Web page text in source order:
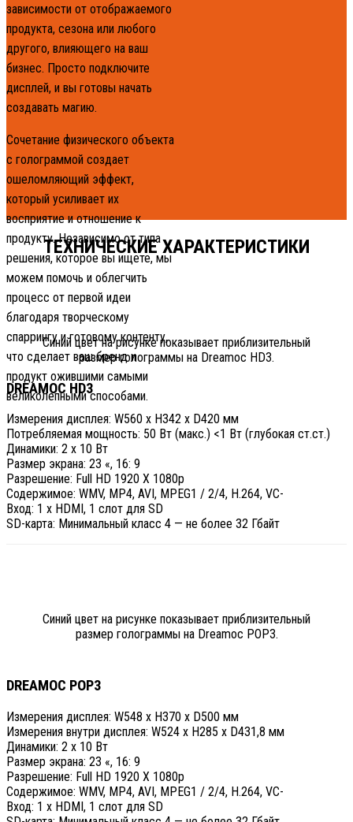
зависимости от отображаемого
продукта, сезона или любого
другого, влияющего на ваш
бизнес. Просто подключите
дисплей, и вы готовы начать
создавать магию.
Сочетание физического объекта
с голограммой создает
ошеломляющий эффект,
который усиливает их
восприятие и отношение к
продукту. Независимо от типа
решения, которое вы ищете, мы
можем помочь и облегчить
процесс от первой идеи
благодаря творческому
спаррингу и готовому контенту,
что сделает ваш бренд и
продукт ожившими самыми
великолепными способами.
ТЕХНИЧЕСКИЕ ХАРАКТЕРИСТИКИ
Синий цвет на рисунке показывает приблизительный
размер голограммы на Dreamoc HD3.
DREAMOC HD3
Измерения дисплея: W560 x H342 x D420 мм
Потребляемая мощность: 50 Вт (макс.) <1 Вт (глубокая ст.ст.)
Динамики: 2 x 10 Вт
Размер экрана: 23 «, 16: 9
Разрешение: Full HD 1920 X 1080p
Содержимое: WMV, MP4, AVI, MPEG1 / 2/4, H.264, VC-
Вход: 1 х HDMI, 1 слот для SD
SD-карта: Минимальный класс 4 — не более 32 Гбайт
Синий цвет на рисунке показывает приблизительный
размер голограммы на Dreamoc POP3.
DREAMOC POP3
Измерения дисплея: W548 x H370 x D500 мм
Измерения внутри дисплея: W524 x H285 x D431,8 мм
Динамики: 2 x 10 Вт
Размер экрана: 23 «, 16: 9
Разрешение: Full HD 1920 X 1080p
Содержимое: WMV, MP4, AVI, MPEG1 / 2/4, H.264, VC-
Вход: 1 х HDMI, 1 слот для SD